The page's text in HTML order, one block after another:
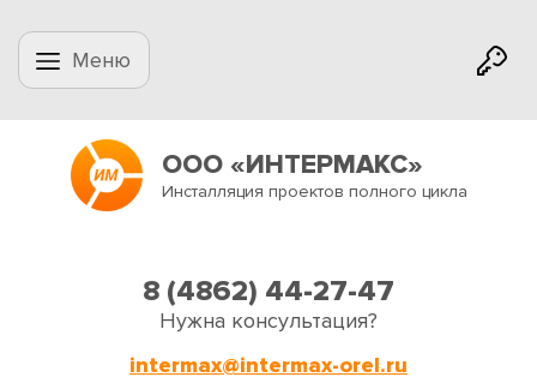
Меню
ООО «ИНТЕРМАКС»
Инсталляция проектов полного цикла
8 (4862) 44-27-47
Нужна консультация?
intermax@intermax-orel.ru